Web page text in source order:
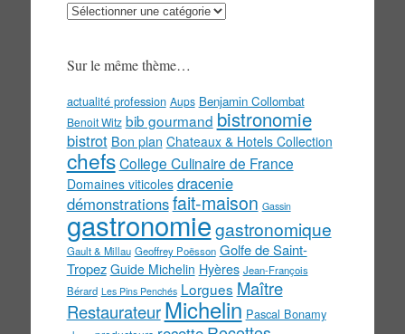
Au
Sur le même thème…
actualité profession Aups Benjamin Collombat
Benoit Witz bib gourmand bistronomie
bistrot Bon plan Chateaux & Hotels Collection
chefs College Culinaire de France
Domaines viticoles dracenie
démonstrationsfait-maison Gassin
gastronomiegastronomique
Gault & Millau Geoffrey Poësson Golfe de Saint-
Tropez Guide Michelin Hyères Jean-François
Bérard Les Pins Penchés Lorgues Maître
Restaurateur Michelin Pascal Bonamy